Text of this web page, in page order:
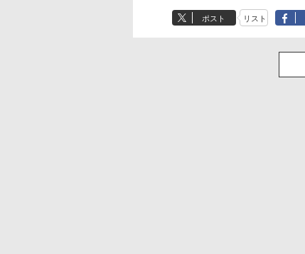
ポスト リスト